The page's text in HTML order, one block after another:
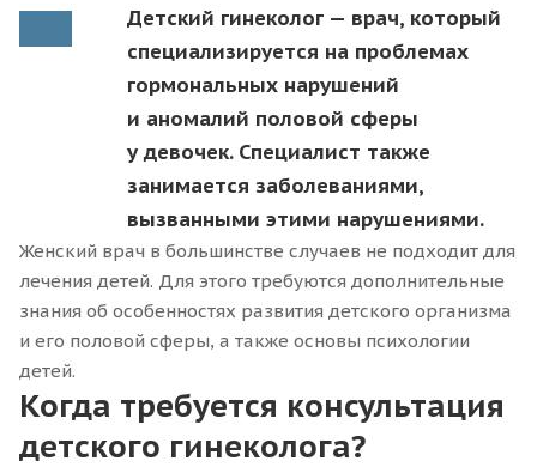
Детский гинеколог — врач, который
специализируется на проблемах
гормональных нарушений
и аномалий половой сферы
у девочек. Специалист также
занимается заболеваниями,
вызванными этими нарушениями.
Женский врач в большинстве случаев не подходит для
лечения детей. Для этого требуются дополнительные
знания об особенностях развития детского организма
и его половой сферы, а также основы психологии
детей.
Когда требуется консультация
детского гинеколога?